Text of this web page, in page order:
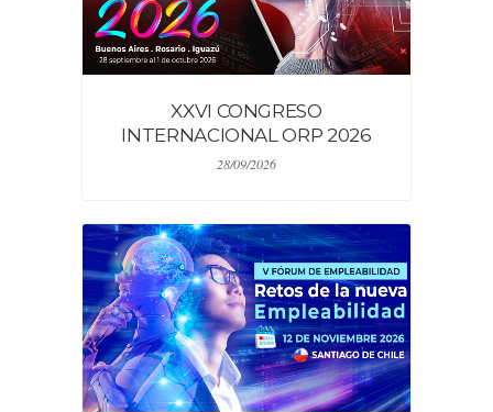
XXVI CONGRESO
INTERNACIONAL ORP 2026
28/09/2026